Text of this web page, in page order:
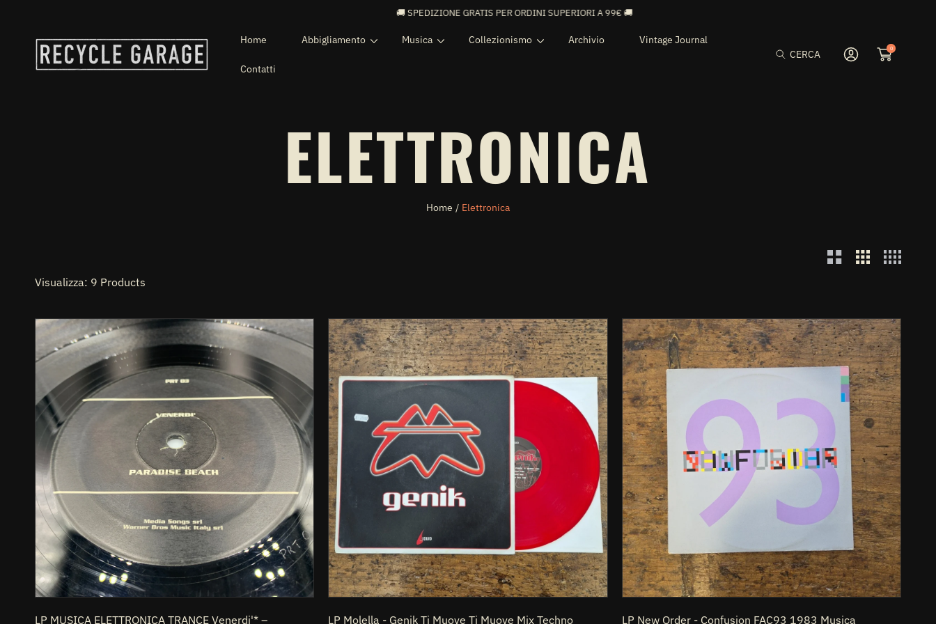
🚚 SPEDIZIONE GRATIS PER ORDINI SUPERIORI A 99€ 🚚
Home Abbigliamento Musica Collezionismo Archivio Vintage Journal
Contatti
CERCA Accedi
0
C
L
L
E
Z
ELETTRONICA
Home Elettronica
Visualizza: 9 Products
LP
MUSICA
ELETTRONICA
TRANCE
Venerdi'*
–
Paradise
Beach
PR
Italy
1999
PRT
03
LP MUSICA ELETTRONICA TRANCE Venerdi'* –
LP
Molella
-
Genik
Ti
Muove
Ti
Muove
Mix
Techno
House
Elettronica
Vinile
12
LP Molella - Genik Ti Muove Ti Muove Mix Techno
LP
New
Order
-
Confusion
FAC93
1983
Musica
Electronic
Vinile
LP New Order - Confusion FAC93 1983 Musica